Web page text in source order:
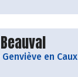
en Caux